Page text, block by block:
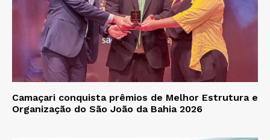
Camaçari conquista prêmios de Melhor Estrutura e
Organização do São João da Bahia 2026